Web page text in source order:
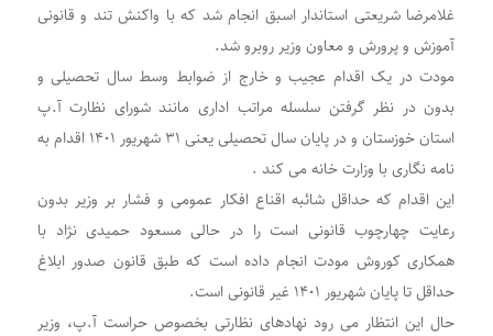
غلامرضا شریعتی استاندار اسبق انجام شد که با واکنش تند و قانونی
آموزش و پرورش و معاون وزیر روبرو شد.
مودت در یک اقدام عجیب و خارج از ضوابط وسط سال تحصیلی و
بدون در نظر گرفتن سلسله مراتب اداری مانند شورای نظارت آ.پ
استان خوزستان و در پایان سال تحصیلی یعنی ۳۱ شهریور ۱۴۰۱ اقدام به
نامه نگاری با وزارت خانه می کند .
این اقدام که حداقل شائبه اقناع افکار عمومی و فشار بر وزیر بدون
رعایت چهارچوب قانونی است را در حالی مسعود حمیدی نژاد با
همکاری کوروش مودت انجام داده است که طبق قانون صدور ابلاغ
حداقل تا پایان شهریور ۱۴۰۱ غیر قانونی است.
حال این انتظار می رود نهادهای نظارتی بخصوص حراست آ.پ، وزیر